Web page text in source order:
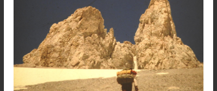
(Un dato curioso: el famoso Pingüino, un
montañista y escalador, no fue al ataque
cumbre, ya que por el frío no podía ponerse
botines).